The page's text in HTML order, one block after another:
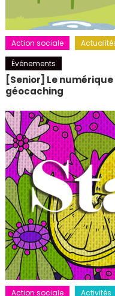
Action sociale
Événements
[Senior] Le
géocaching
Action sociale Activités